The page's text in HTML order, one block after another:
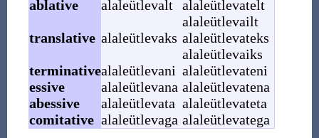
ablative
alaleütlevalt
alaleütlevatelt
alaleütlevailt
translative alaleütlevaks alaleütlevateks
alaleütlevaiks
terminativealaleütlevani alaleütlevateni
essive
alaleütlevana alaleütlevatena
abessive
alaleütlevata alaleütlevateta
comitative alaleütlevaga alaleütlevatega